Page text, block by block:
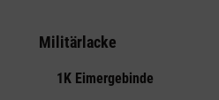
Militärlacke
1K Eimergebinde